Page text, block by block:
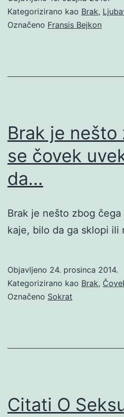
Kategorizirano kao Brak,
Označeno Fransis Bejkon
Brak je nešto
se čovek
da…
Brak je nešto zbog
kaje, bilo da ga sklopi ili
Objavljeno 24. prosinca 2014.
Kategorizirano kao Brak,
Označeno Sokrat
Citati O